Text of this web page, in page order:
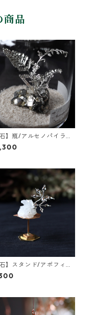
商品
石】瓶/アルセノパイライ
ォーツ
石】スタンド/アポフィラ
ユーカリ